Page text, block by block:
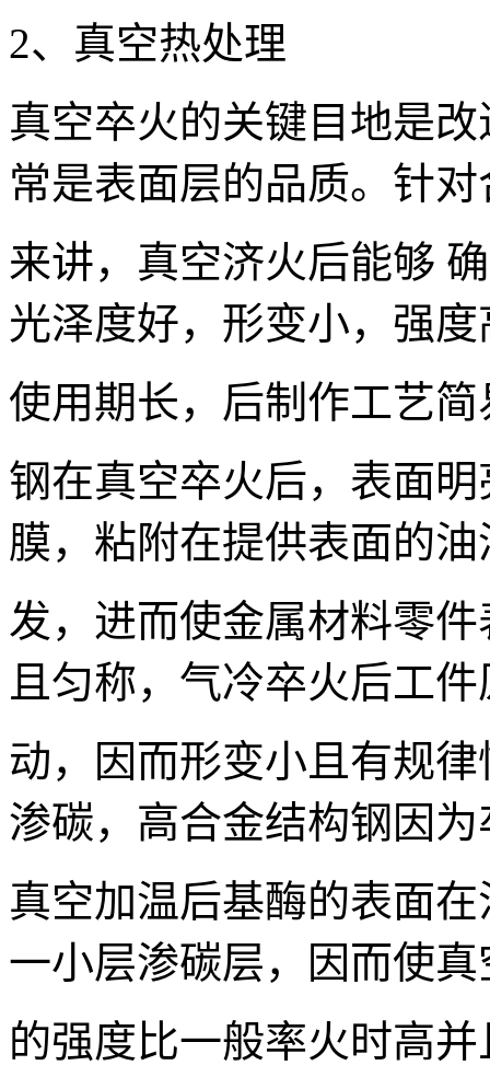
2、真空热处理
真空卒火的关键目地是
常是表面层的品质。针
来讲，真空济火后能够
光泽度好，形变小，强
使用期长，后制作工艺
钢在真空卒火后，表面
膜，粘附在提供表面的
发，进而使金属材料零
且匀称，气冷卒火后工
动，因而形变小且有规
渗碳，高合金结构钢因
真空加温后基酶的表面
一小层渗碳层，因而使
的强度比一般率火时高